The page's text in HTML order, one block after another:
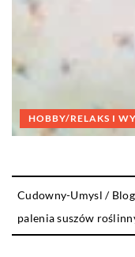
HOBBY/RELAKS I
Cudowny-Umysl / Blog
palenia suszów